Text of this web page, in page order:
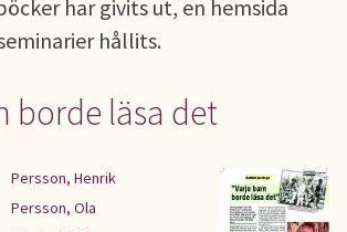
har givits ut, en hemsida
hållits.
borde läsa det
Persson, Henrik
Persson, Ola